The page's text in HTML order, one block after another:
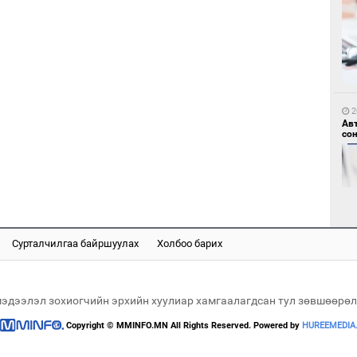
Сурталчилгаа байршуулах Холбоо барих
зохиогчийн эрхийн хуулиар хамгаалагдсан тул
Copyright © MMINFO.MN All Rights Reserved. Powered by HUREEMEDIA.